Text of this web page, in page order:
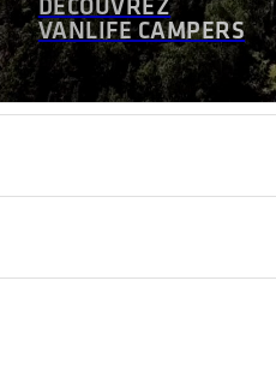
VANLIFE CAMPERS